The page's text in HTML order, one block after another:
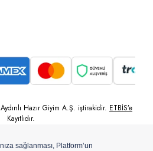
Aydınlı Hazır Giyim A.Ş. iştirakidir. ETBİS’e
Kayıtlıdır.